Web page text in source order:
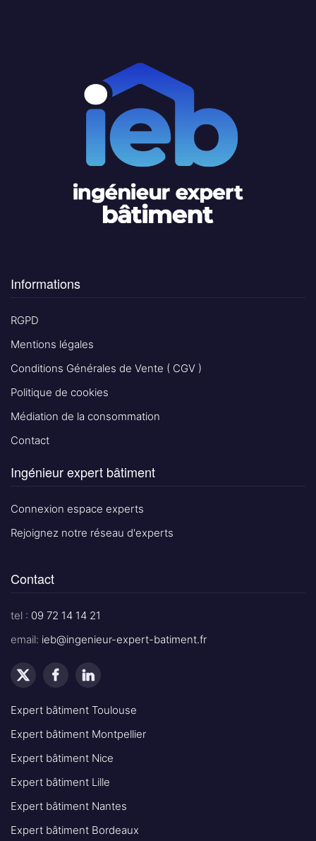
Informations
RGPD
Mentions légales
Conditions Générales de Vente ( CGV )
Politique de cookies
Médiation de la consommation
Contact
Ingénieur expert bâtiment
Connexion espace experts
Rejoignez notre réseau d'experts
Contact
tel : 09 72 14 14 21
email: ieb@ingenieur-expert-batiment.fr
Expert bâtiment Toulouse
Expert bâtiment Montpellier
Expert bâtiment Nice
Expert bâtiment Lille
Expert bâtiment Nantes
Expert bâtiment Bordeaux